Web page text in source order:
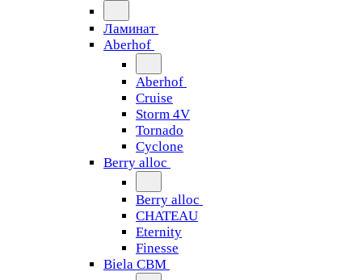
Ламинат
Aberhof
Aberhof
Cruise
Storm 4V
Tornado
Сyclone
Berry alloc
Berry alloc
CHATEAU
Eternity
Finesse
Biela CBM